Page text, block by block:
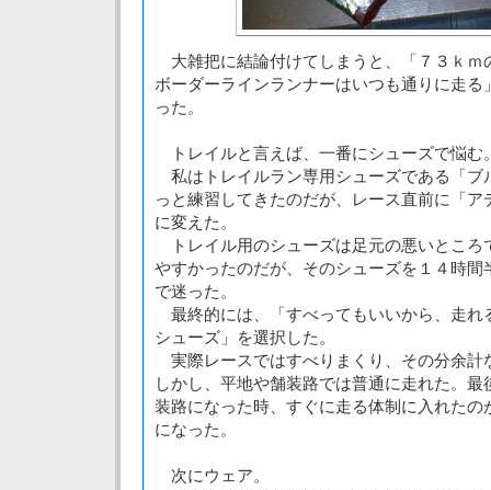
大雑把に結論付けてしまうと、「７３ｋｍ
ボーダーラインランナーはいつも通りに走
った。
トレイルと言えば、一番にシューズで悩む
私はトレイルラン専用シューズである「ブ
っと練習してきたのだが、レース直前に「
に変えた。
トレイル用のシューズは足元の悪いところ
やすかったのだが、そのシューズを１４時間
で迷った。
最終的には、「すべってもいいから、走れ
シューズ」を選択した。
実際レースではすべりまくり、その分余計
しかし、平地や舗装路では普通に走れた。
装路になった時、すぐに走る体制に入れたの
になった。
次にウェア。